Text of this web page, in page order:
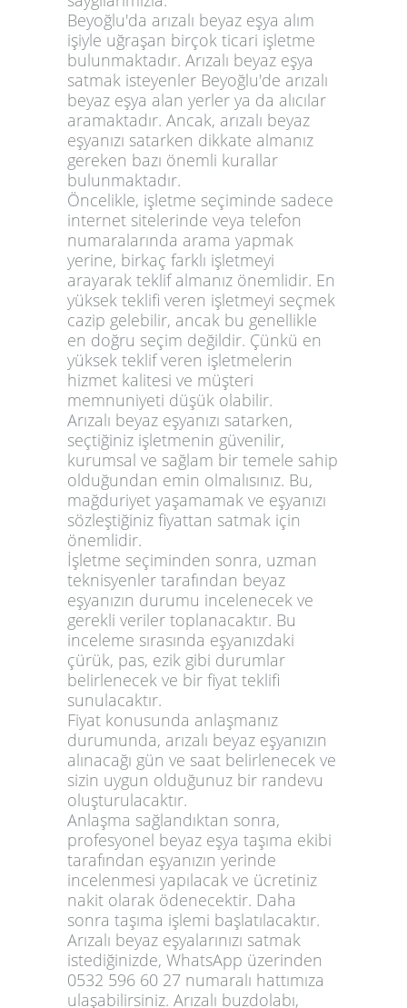
Beyoğlu'da arızalı beyaz eşya alım
işiyle uğraşan birçok ticari işletme
bulunmaktadır. Arızalı beyaz eşya
satmak isteyenler Beyoğlu'de arızalı
beyaz eşya alan yerler ya da alıcılar
aramaktadır. Ancak, arızalı beyaz
eşyanızı satarken dikkate almanız
gereken bazı önemli kurallar
bulunmaktadır.
Öncelikle, işletme seçiminde sadece
internet sitelerinde veya telefon
numaralarında arama yapmak
yerine, birkaç farklı işletmeyi
arayarak teklif almanız önemlidir. En
yüksek teklifi veren işletmeyi seçmek
cazip gelebilir, ancak bu genellikle
en doğru seçim değildir. Çünkü en
yüksek teklif veren işletmelerin
hizmet kalitesi ve müşteri
memnuniyeti düşük olabilir.
Arızalı beyaz eşyanızı satarken,
seçtiğiniz işletmenin güvenilir,
kurumsal ve sağlam bir temele sahip
olduğundan emin olmalısınız. Bu,
mağduriyet yaşamamak ve eşyanızı
sözleştiğiniz fiyattan satmak için
önemlidir.
İşletme seçiminden sonra, uzman
teknisyenler tarafından beyaz
eşyanızın durumu incelenecek ve
gerekli veriler toplanacaktır. Bu
inceleme sırasında eşyanızdaki
çürük, pas, ezik gibi durumlar
belirlenecek ve bir fiyat teklifi
sunulacaktır.
Fiyat konusunda anlaşmanız
durumunda, arızalı beyaz eşyanızın
alınacağı gün ve saat belirlenecek ve
sizin uygun olduğunuz bir randevu
oluşturulacaktır.
Anlaşma sağlandıktan sonra,
profesyonel beyaz eşya taşıma ekibi
tarafından eşyanızın yerinde
incelenmesi yapılacak ve ücretiniz
nakit olarak ödenecektir. Daha
sonra taşıma işlemi başlatılacaktır.
Arızalı beyaz eşyalarınızı satmak
istediğinizde, WhatsApp üzerinden
0532 596 60 27 numaralı hattımıza
ulaşabilirsiniz. Arızalı buzdolabı,